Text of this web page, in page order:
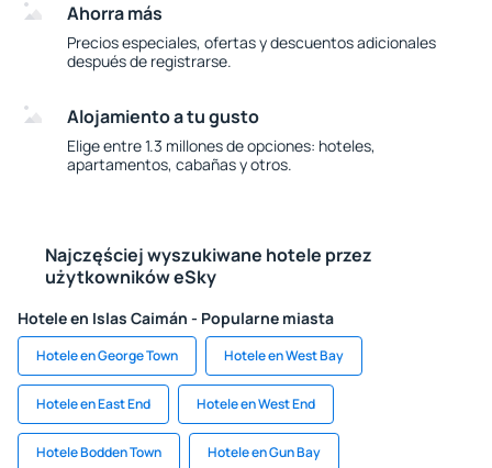
Ahorra más
Precios especiales, ofertas y descuentos adicionales
después de registrarse.
Alojamiento a tu gusto
Elige entre 1.3 millones de opciones: hoteles,
apartamentos, cabañas y otros.
Najczęściej wyszukiwane hotele przez
użytkowników eSky
Hotele en Islas Caimán - Popularne miasta
Hotele en George Town Hotele en West Bay
Hotele en East End Hotele en West End
Hotele Bodden Town Hotele en Gun Bay